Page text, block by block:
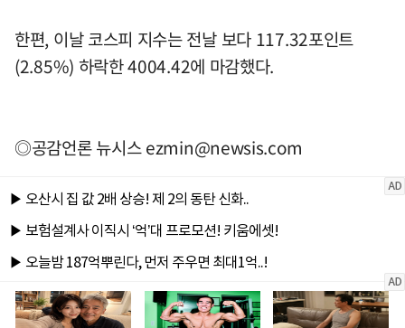
한편, 이날 코스피 지수는 전날 보다 117.32포인트
(2.85%) 하락한 4004.42에 마감했다.
◎공감언론 뉴시스ezmin@newsis.com